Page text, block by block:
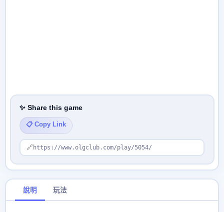
✨ Share this game
📋 Copy Link
🔗 https://www.olgclub.com/play/5054/
說明 玩法